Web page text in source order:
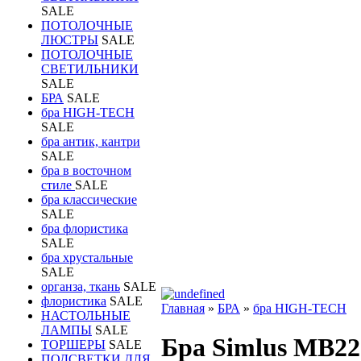
SALE
ПОТОЛОЧНЫЕ
ЛЮСТРЫ SALE
ПОТОЛОЧНЫЕ
СВЕТИЛЬНИКИ
SALE
БРА SALE
бра HIGH-TECH
SALE
бра антик, кантри
SALE
бра в восточном
стиле SALE
бра классические
SALE
бра флористика
SALE
бра хрустальные
SALE
органза, ткань SALE
флористика SALE
НАСТОЛЬНЫЕ
ЛАМПЫ SALE
ТОРШЕРЫ SALE
Главная » БРА » бра HIGH-TECH
Бра Simlus